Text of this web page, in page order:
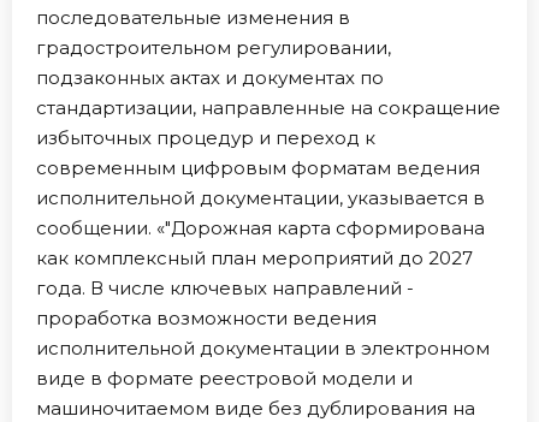
последовательные изменения в
градостроительном регулировании,
подзаконных актах и документах по
стандартизации, направленные на сокращение
избыточных процедур и переход к
современным цифровым форматам ведения
исполнительной документации, указывается в
сообщении. «"Дорожная карта сформирована
как комплексный план мероприятий до 2027
года. В числе ключевых направлений -
проработка возможности ведения
исполнительной документации в электронном
виде в формате реестровой модели и
машиночитаемом виде без дублирования на